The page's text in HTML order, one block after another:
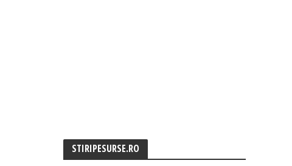
STIRIPESURSE.RO